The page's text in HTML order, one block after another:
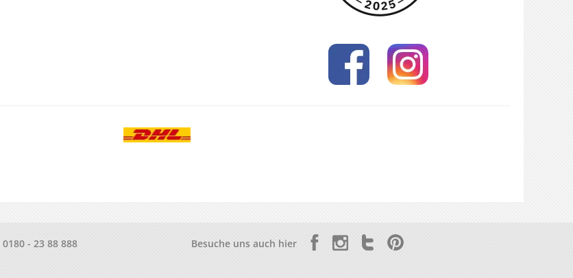
0180 - 23 88 888 Besuche uns auch hier